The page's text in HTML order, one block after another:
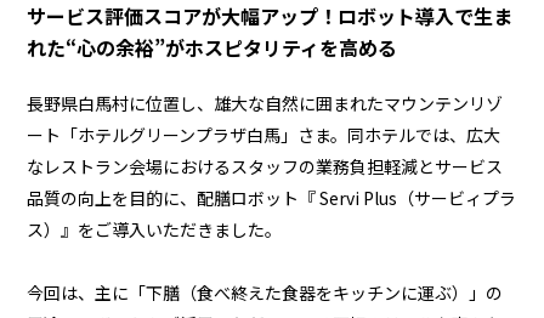
U-NEXT HOLDINGS
採用情報
マイページログイン
サービス評価スコアが大幅アップ！ロボット導入で生ま
れた“心の余裕”がホスピタリティを高める
長野県白馬村に位置し、雄大な自然に囲まれたマウンテンリゾ
ート「ホテルグリーンプラザ白馬」さま。同ホテルでは、広大
なレストラン会場におけるスタッフの業務負担軽減とサービス
品質の向上を目的に、配膳ロボット『Servi Plus（サービィプラ
ス）』をご導入いただきました。
今回は、主に「下膳（食べ終えた食器をキッチンに運ぶ）」の